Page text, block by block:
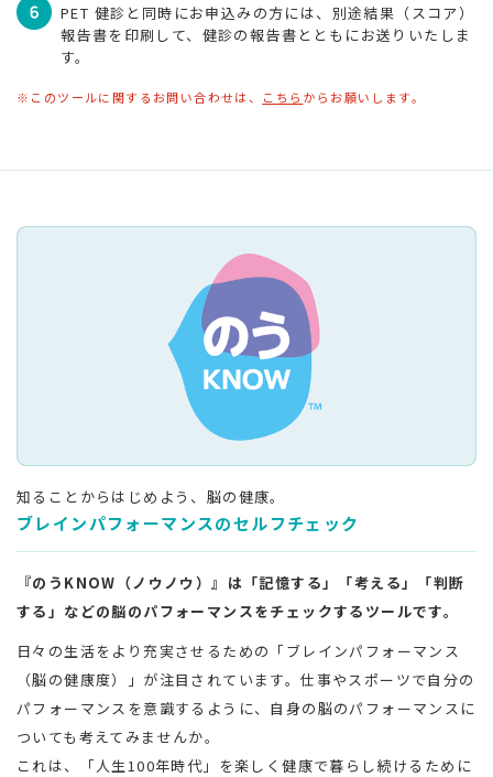
お知らせ
PET 健診と同時にお申込みの方には、別途結果（スコア）
報告書を印刷して、健診の報告書とともにお送りいたしま
す。
※このツールに関するお問い合わせは、 こちら からお願いします。
知ることからはじめよう、脳の健康。
ブレインパフォーマンスのセルフチェック
『のうKNOW（ノウノウ）』は「記憶する」「考える」「判断
する」などの脳のパフォーマンスをチェックするツールです。
日々の生活をより充実させるための「ブレインパフォーマンス
（脳の健康度）」が注目されています。仕事やスポーツで自分の
パフォーマンスを意識するように、自身の脳のパフォーマンスに
ついても考えてみませんか。
これは、「人生100年時代」を楽しく健康で暮らし続けるために